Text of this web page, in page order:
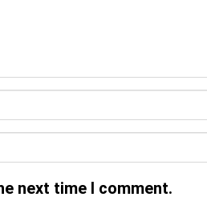
next time I comment.